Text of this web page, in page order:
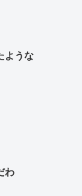
ような
わ